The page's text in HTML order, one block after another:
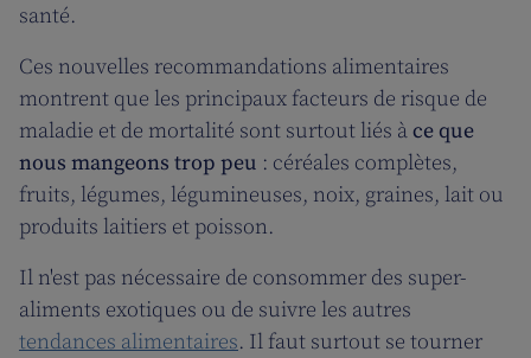
santé.
Ces nouvelles recommandations alimentaires
montrent que les principaux facteurs de risque de
maladie et de mortalité sont surtout liés àce que
nous mangeons trop peu : céréales complètes,
fruits, légumes, légumineuses, noix, graines, lait ou
produits laitiers et poisson.
Il n'est pas nécessaire de consommer des super-
aliments exotiques ou de suivre les autres
tendances alimentaires. Il faut surtout se tourner